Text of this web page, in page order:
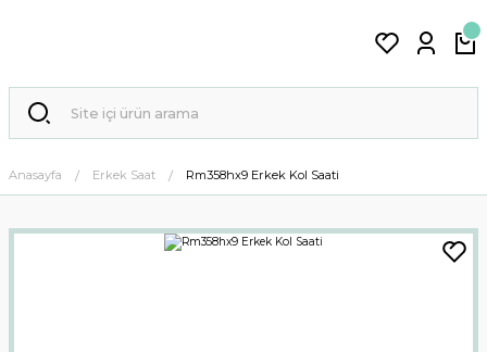
Anasayfa Erkek Saat Rm358hx9 Erkek Kol Saati